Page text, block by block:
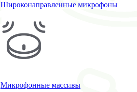
Широконаправленные микрофоны
Микрофонные массивы